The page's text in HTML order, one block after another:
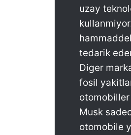
uzay
tedarik
Diger
fosil
Musk
otomobile